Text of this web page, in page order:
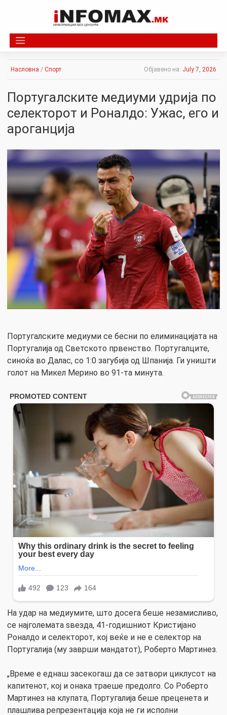
Насловна / Спорт Објавено на: July 7, 2026
Португалските медиуми удрија по
селекторот и Роналдо: Ужас, его и
ароганција
Португалските медиуми се бесни по елиминацијата на
Португалија од Светското првенство. Португалците,
синоќа во Далас, со 1:0 загубија од Шпанија. Ги уништи
голот на Микел Мерино во 91-та минута.
На удар на медиумите, што досега беше незамисливо,
се најголемата ѕвезда, 41-годишниот Кристијано
Роналдо и селекторот, кој веќе и не е селектор на
Португалија (му заврши мандатот), Роберто Мартинез.
„Време е еднаш засекогаш да се затвори циклусот на
капитенот, кој и онака траеше предолго. Со Роберто
Мартинез на клупата, Португалија беше преценета и
плашлива репрезентација која не ги исполни